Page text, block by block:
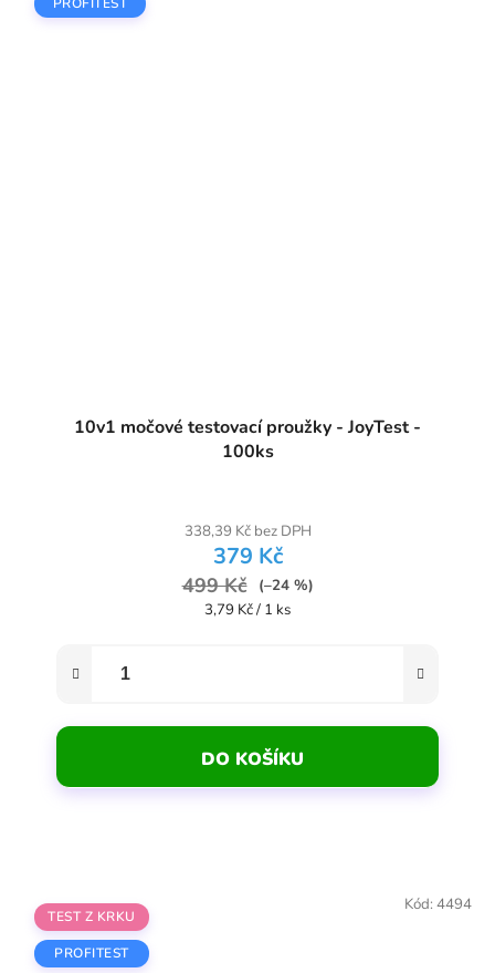
10v1 močové testovací proužky - JoyTest -
100ks
338,39 Kč bez DPH
379 Kč
499 Kč
(–24 %)
Měrná cena:
3,79 Kč / 1 ks
DO KOŠÍKU
TEST Z KRKU
PROFITEST
Kód: 4494